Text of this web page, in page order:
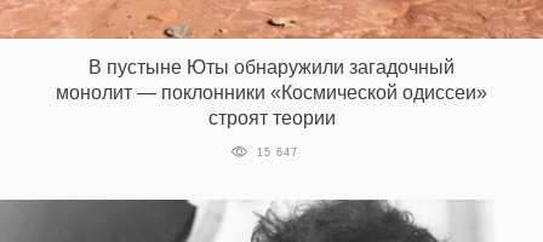
В пустыне Юты обнаружили загадочный
монолит — поклонники «Космической одиссеи»
строят теории
15 647